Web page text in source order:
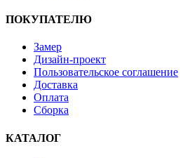
ПОКУПАТЕЛЮ
Замер
Дизайн-проект
Пользовательское соглашение
Доставка
Оплата
Сборка
КАТАЛОГ